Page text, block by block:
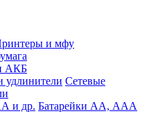
и мфу
АКБ
Сетевые
Батарейки АА, ААА